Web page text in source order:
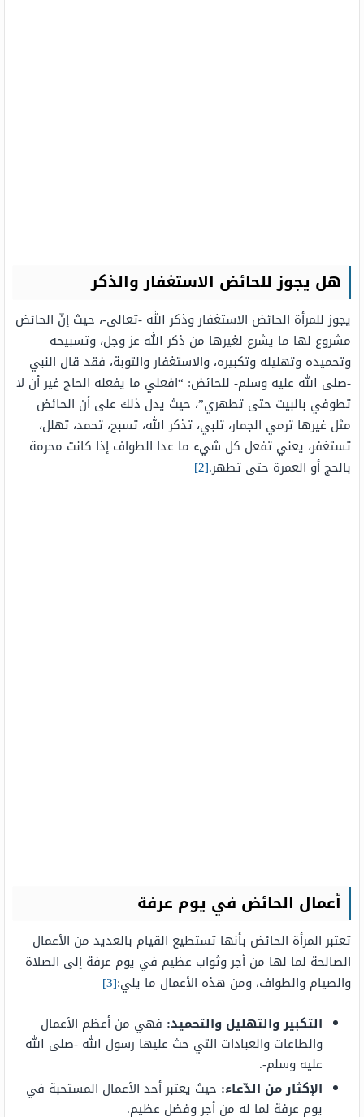
هل يجوز للحائض الاستغفار والذكر
يجوز للمرأة الحائض الاستغفار وذكر الله -تعالى-، حيث إنّ الحائض
مشروع لها ما يشرع لغيرها من ذكر الله عز وجل، وتسبيحه
وتحميده وتهليله وتكبيره، والاستغفار والتوبة، فقد قال النبي
-صلى الله عليه وسلم- للحائض: “افعلي ما يفعله الحاج غير أن لا
تطوفي بالبيت حتى تطهري”، حيث يدل ذلك على أن الحائض
مثل غيرها ترمي الجمار، تلبي، تذكر الله، تسبح، تحمد، تهلل،
تستغفر، يعني تفعل كل شيء ما عدا الطواف إذا كانت محرمة
بالحج أو العمرة حتى تطهر.[2]
أعمال الحائض في يوم عرفة
تعتبر المرأة الحائض بأنها تستطيع القيام بالعديد من الأعمال
الصالحة لما لها من أجر وثواب عظيم في يوم عرفة إلى الصلاة
والصيام والطواف، ومن هذه الأعمال ما يلي:[3]
التكبير والتهليل والتحميد: فهي من أعظم الأعمال
والطاعات والعبادات التي حث عليها رسول الله -صلى الله
عليه وسلم-.
الإكثار من الدّعاء: حيث يعتبر أحد الأعمال المستحبة في
يوم عرفة لما له من أجر وفضل عظيم.